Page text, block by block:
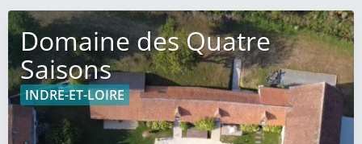
Domaine des Quatre
Saisons
INDRE-ET-LOIRE